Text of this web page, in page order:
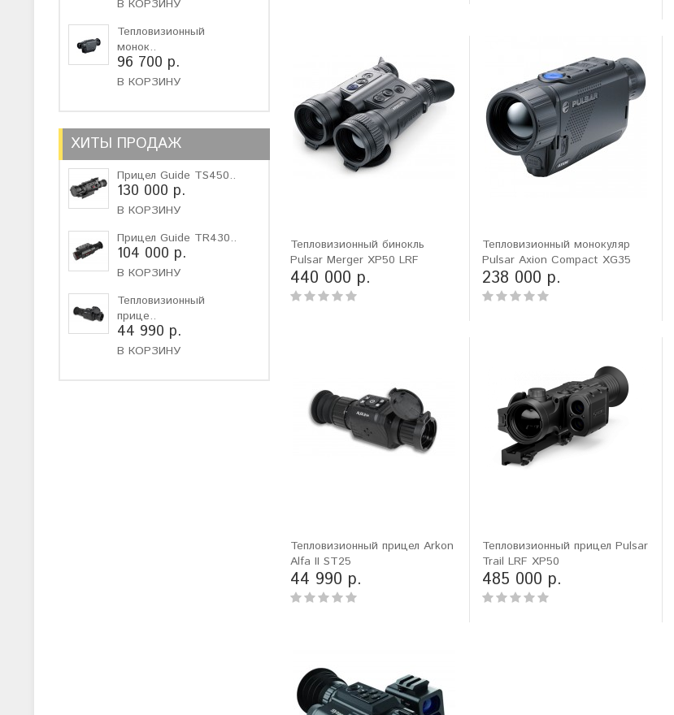
В КОРЗИНУ
Тепловизионный
монок..
96 700 р.
В КОРЗИНУ
ХИТЫ ПРОДАЖ
Прицел Guide TS450..
130 000 р.
В КОРЗИНУ
Прицел Guide TR430..
104 000 р.
В КОРЗИНУ
Тепловизионный
прице..
44 990 р.
В КОРЗИНУ
Тепловизионный бинокль
Pulsar Merger XP50 LRF
440 000 р.
Тепловизионный монокуляр
Pulsar Axion Compact XG35
238 000 р.
Тепловизионный прицел Arkon
Alfa II ST25
44 990 р.
Тепловизионный прицел Pulsar
Trail LRF XP50
485 000 р.